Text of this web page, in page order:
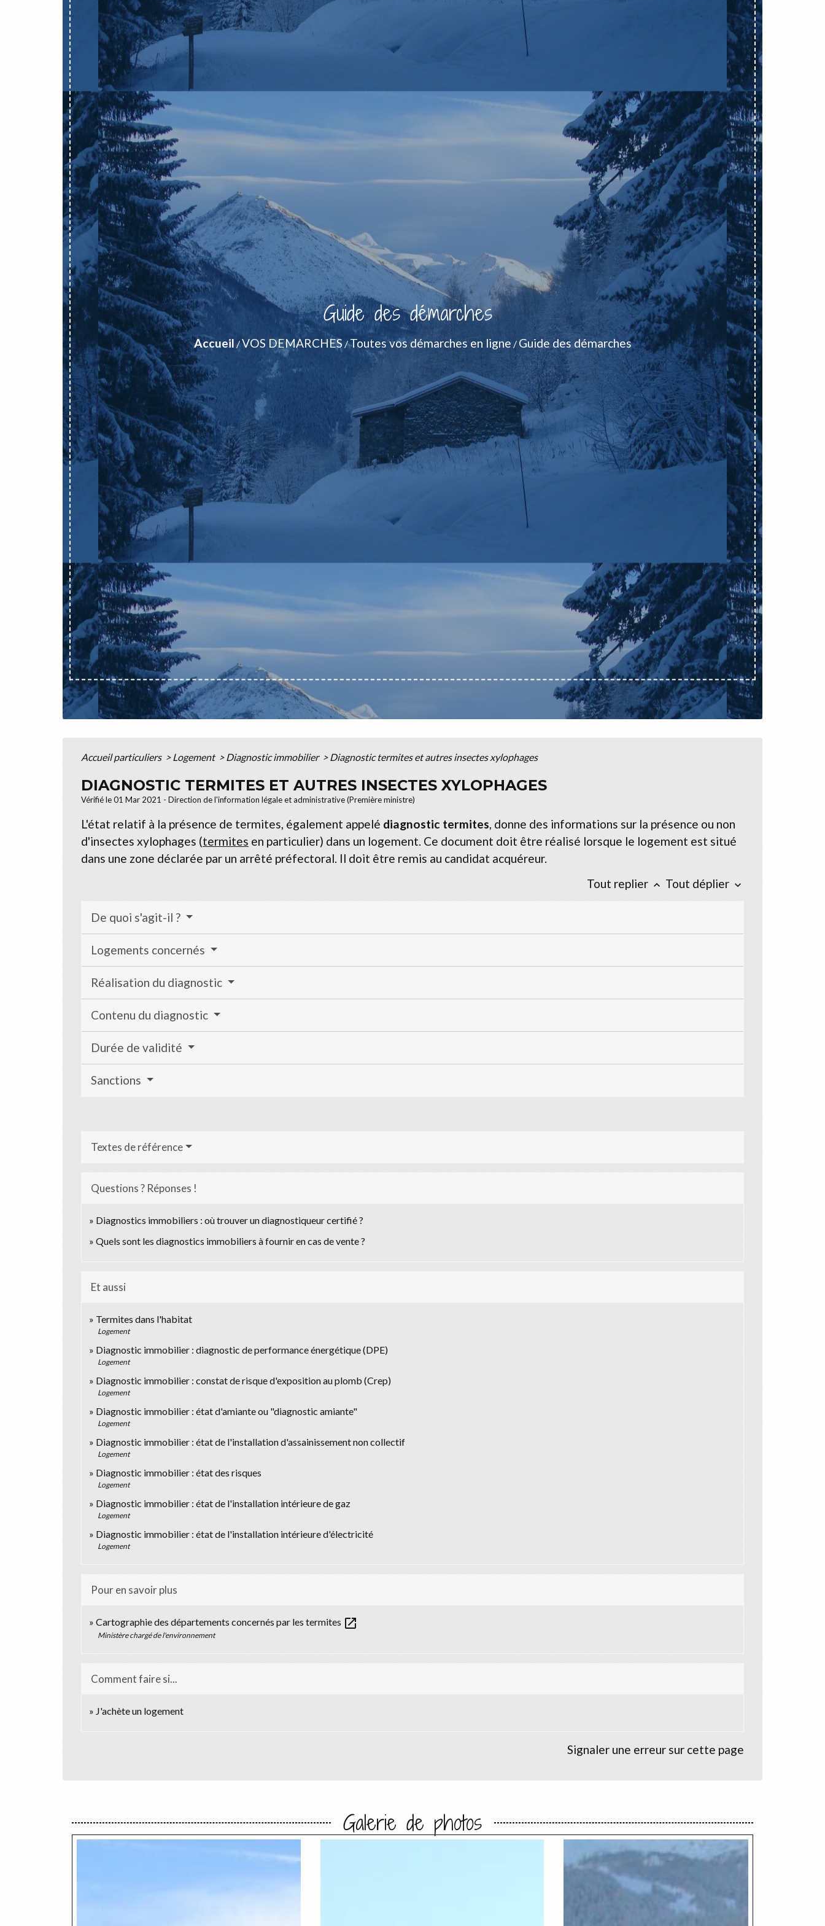
Guide des démarches
Accueil/VOS DEMARCHES /Toutes vos démarches en ligne / Guide des démarches
Accueil particuliers > Logement > Diagnostic immobilier > Diagnostic termites et autres insectes xylophages
DIAGNOSTIC TERMITES ET AUTRES INSECTES XYLOPHAGES
Vérifié le 01 Mar 2021 - Direction de l'information légale et administrative (Première ministre)
L'état relatif à la présence de termites, également appelé diagnostic termites, donne des informations sur la présence ou non
d'insectes xylophages (termites en particulier) dans un logement. Ce document doit être réalisé lorsque le logement est situé
dans une zone déclarée par un arrêté préfectoral. Il doit être remis au candidat acquéreur.
Tout replier keyboard_arrow_up Tout déplier keyboard_arrow_down
De quoi s'agit-il ?
Logements concernés
Réalisation du diagnostic
Contenu du diagnostic
Durée de validité
Sanctions
Textes de référence
Questions ? Réponses !
Diagnostics immobiliers : où trouver un diagnostiqueur certifié ?
Quels sont les diagnostics immobiliers à fournir en cas de vente ?
Et aussi
Termites dans l'habitat
Logement
Diagnostic immobilier : diagnostic de performance énergétique (DPE)
Logement
Diagnostic immobilier : constat de risque d'exposition au plomb (Crep)
Logement
Diagnostic immobilier : état d'amiante ou "diagnostic amiante"
Logement
Diagnostic immobilier : état de l'installation d'assainissement non collectif
Logement
Diagnostic immobilier : état des risques
Logement
Diagnostic immobilier : état de l'installation intérieure de gaz
Logement
Diagnostic immobilier : état de l'installation intérieure d'électricité
Logement
Pour en savoir plus
Cartographie des départements concernés par les termites open_in_new
Ministère chargé de l'environnement
Comment faire si...
J'achète un logement
Signaler une erreur sur cette page
Galerie de photos